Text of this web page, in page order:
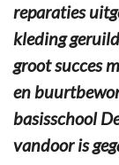
reparaties
kleding
groot succes
en
basisschool
vandoor is